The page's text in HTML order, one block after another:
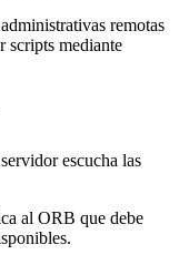
remotas
scripts mediante
escucha las
al ORB que debe